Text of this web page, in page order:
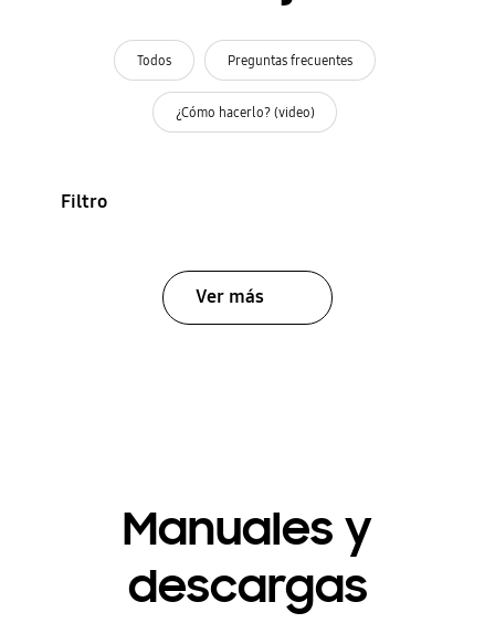
Todos Preguntas frecuentes
¿Cómo hacerlo? (video)
Filtro
Ver más
Manuales y
descargas